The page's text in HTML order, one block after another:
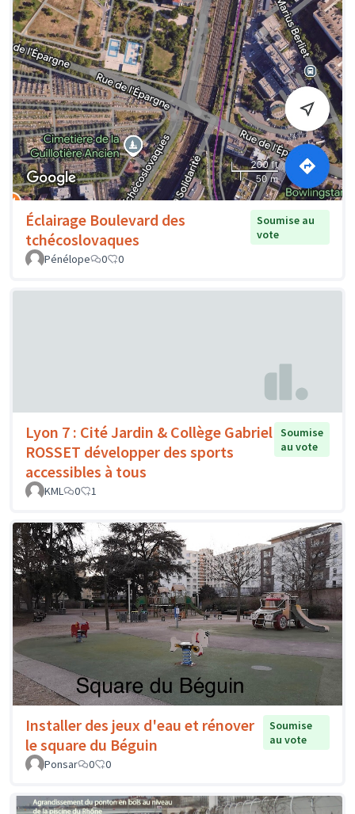
Éclairage Boulevard des
tchécoslovaques
Soumise au
vote
Pénélope
0 0
Lyon 7 : Cité Jardin & Collège Gabriel
ROSSET développer des sports
accessibles à tous
Soumise
au vote
KML 0 1
Installer des jeux d'eau et rénover
le square du Béguin
Soumise
au vote
Ponsar
0 0